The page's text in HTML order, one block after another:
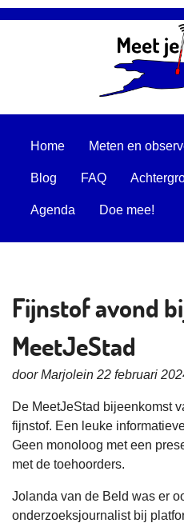
Home Meten en
Blog FAQ
Agenda Doe mee!
Fijnstof avond
MeetJeStad
door Marjolein 22 februari
De MeetJeStad bijeenkomst
fijnstof. Een leuke
Geen monoloog met een
met de toehoorders.
Jolanda van de Beld was er
onderzoeksjournalist bij